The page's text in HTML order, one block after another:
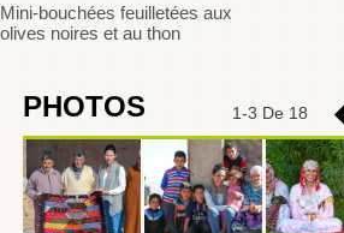
Mini-bouchées feuilletées aux
olives noires et au thon
1-3 De 18
PHOTOS